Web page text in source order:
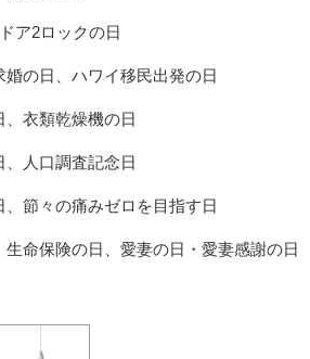
ア2ロックの日
の日、ハワイ移民出発の日
衣類乾燥機の日
人口調査記念日
節々の痛みゼロを目指す日
命保険の日、愛妻の日・愛妻感謝の日